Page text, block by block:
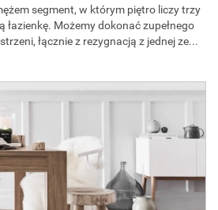
segment, w którym piętro liczy trzy
łazienkę. Możemy dokonać zupełnego
łącznie z rezygnacją z jednej ze...